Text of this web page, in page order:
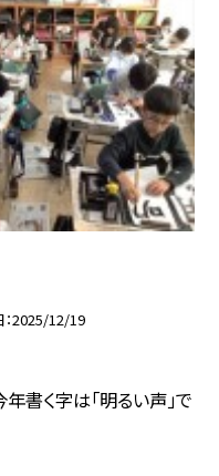
2025/12/19
書く字は「明るい声」で